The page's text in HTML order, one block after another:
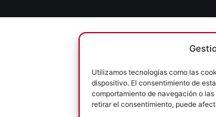
Utilizamos tecnologías como las
dispositivo. El consentimiento de
comportamiento de navegación o
retirar el consentimiento, puede